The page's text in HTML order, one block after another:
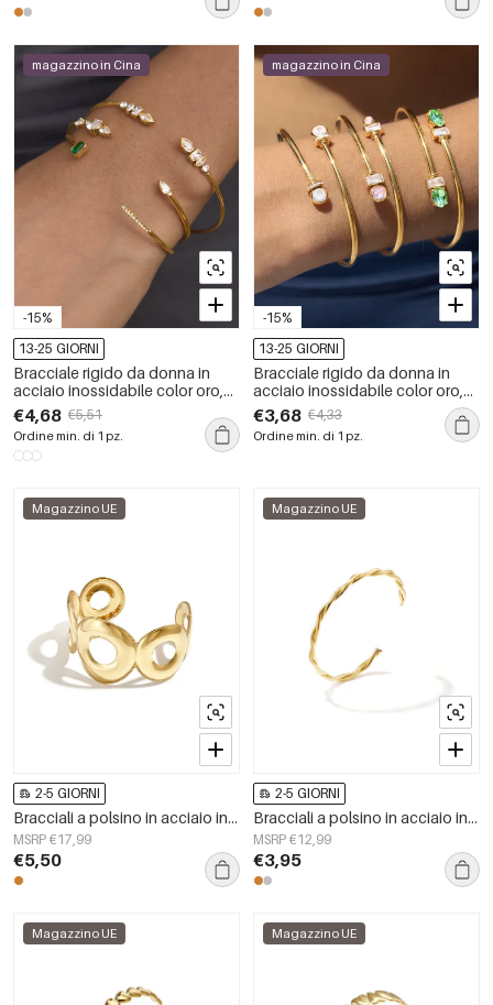
-15%
magazzino in Cina
13-25 GIORNI
Bracciale rigido da donna in
acciaio inossidabile color oro,
impermeabile, con forma
geometrica e zirconi.
€4,68 €5,51
Ordine min. di 1 pz.
-15%
magazzino in Cina
13-25 GIORNI
Bracciale rigido da donna in
acciaio inossidabile color oro,
impermeabile, con zirconi e
forma geometrica semplice.
€3,68 €4,33
Ordine min. di 1 pz.
Magazzino UE
2-5 GIORNI
Bracciali a polsino in acciaio inossidabile, forma irregolare, casual, semplici, serie da donna.
MSRP €17,99
€5,50
Magazzino UE
2-5 GIORNI
Bracciali a polsino in acciaio inossidabile, linee semplici, serie Simple Daily, gioielli da donna
MSRP €12,99
€3,95
Magazzino UE Magazzino UE